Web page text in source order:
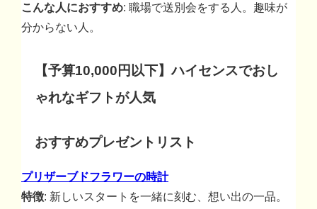
こんな人におすすめ: 職場で送別会をする人。趣味が
分からない人。
【予算10,000円以下】ハイセンスでおし
ゃれなギフトが人気
おすすめプレゼントリスト
プリザーブドフラワーの時計
特徴: 新しいスタートを一緒に刻む、想い出の一品。